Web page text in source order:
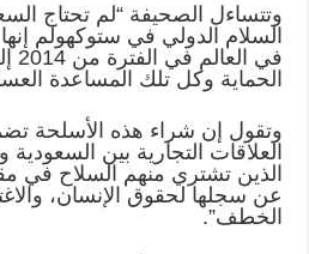
وتتساءل الصحيفة “لم تحتاج
السلام الدولي في ستوكهولم
الحماية وكل تلك المساعدة
وتقول إن شراء هذه الأسلحة
العلاقات التجارية بين
الذين تشتري منهم السلاح في
عن سجلها لحقوق الإنسان،
الخطف”.